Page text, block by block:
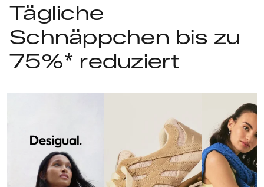
Tägliche
Schnäppchen bis zu
75%* reduziert